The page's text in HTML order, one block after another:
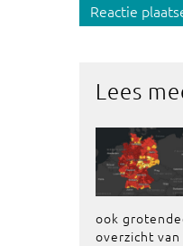
Reactie
Lees
ook
overzicht